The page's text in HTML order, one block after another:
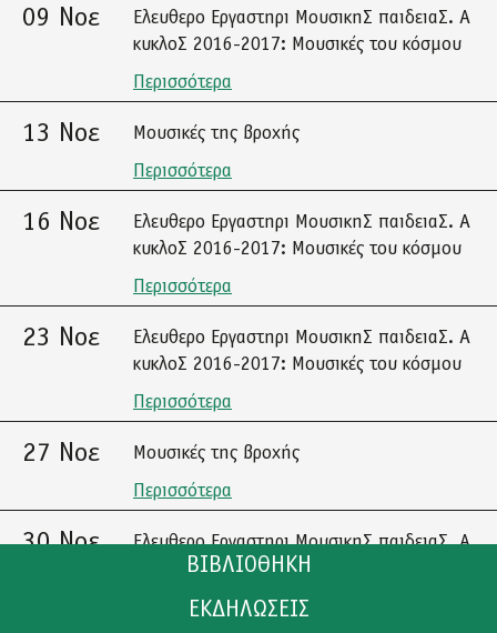
ΒΙΒΛΙΟΘΗΚΗ
ΚΑΤΑΛΟΓΟΣ
ΕΚΔΗΛΩΣΕΙΣ
09 Νοε
Ελευθερο Εργαστηρι ΜουσικηΣ παιδειαΣ. Α
κυκλοΣ 2016-2017: Μουσικές του κόσμου
Περισσότερα
13 Νοε
Μουσικές της βροχής
Περισσότερα
16 Νοε
Ελευθερο Εργαστηρι ΜουσικηΣ παιδειαΣ. Α
κυκλοΣ 2016-2017: Μουσικές του κόσμου
Περισσότερα
23 Νοε
Ελευθερο Εργαστηρι ΜουσικηΣ παιδειαΣ. Α
κυκλοΣ 2016-2017: Μουσικές του κόσμου
Περισσότερα
27 Νοε
Μουσικές της βροχής
Περισσότερα
30 Νοε
Ελευθερο Εργαστηρι ΜουσικηΣ παιδειαΣ. Α
κυκλοΣ 2016-2017: Μουσικές του κόσμου
Περισσότερα